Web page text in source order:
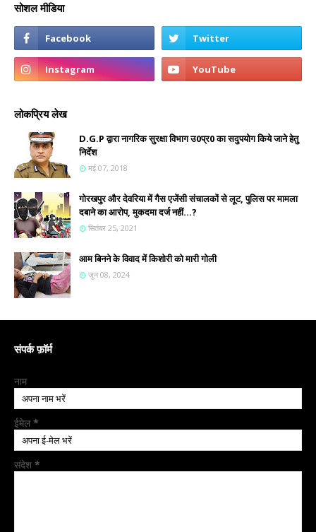
सोशल मीडिया
लोकप्रिय लेख
D.G.P द्वारा नागरिक सुरक्षा विभाग उ0प्र0 का सदुपयोग किये जाने हेतु
निर्देश
मई 07, 2018
गोरखपुर और देवरिया में गैस एजेंसी संचालकों से लूट, पुलिस पर मामला
दबाने का आरोप, मुकदमा दर्ज नहीं...?
सितंबर 25, 2021
आम बिनने के विवाद में किशोरी को मारी गोली
जून 08, 2024
संपर्क फ़ॉर्म
नाम
ईमेल *
संदेश *